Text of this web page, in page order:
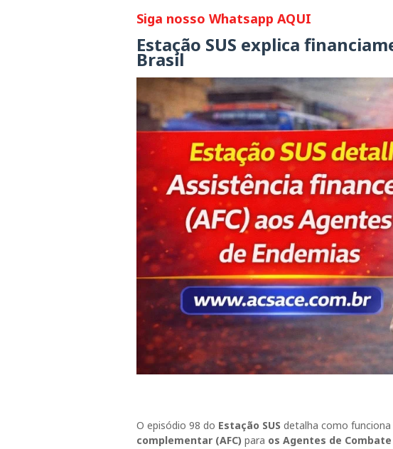
Siga nosso Whatsapp AQUI
Estação SUS explica
Brasil
O episódio 98 do Estação SUS detalha como funciona
complementar (AFC) para os Agentes de Combate